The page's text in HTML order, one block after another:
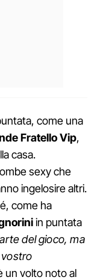
come una
Fratello Vip,
casa.
sexy che
ingelosire altri.
come ha
in puntata
del gioco, ma
vostro
un volto noto al